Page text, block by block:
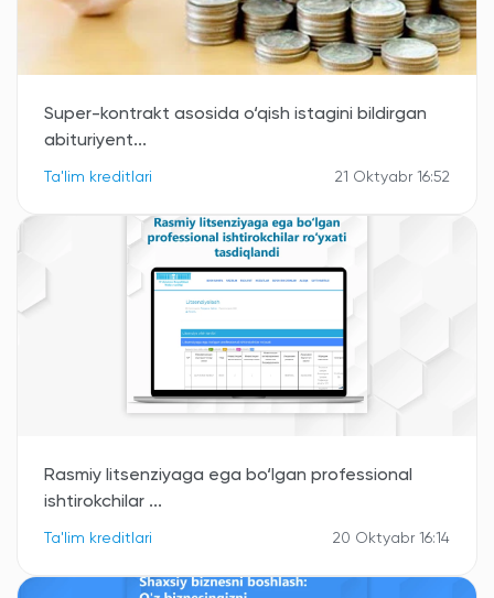
Super-kontrakt asosida o‘qish istagini bildirgan
abituriyent...
Ta'lim kreditlari 21 Oktyabr 16:52
Rasmiy litsenziyaga ega bo‘lgan professional
ishtirokchilar ...
Ta'lim kreditlari 20 Oktyabr 16:14